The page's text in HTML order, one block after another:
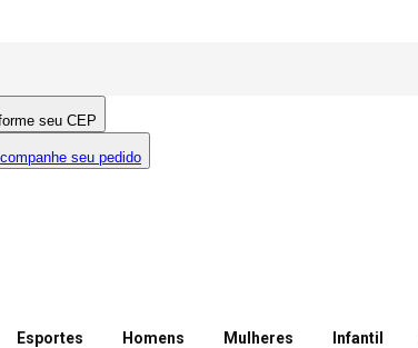
seu CEP
seu pedido
Esportes Homens Mulheres Infantil